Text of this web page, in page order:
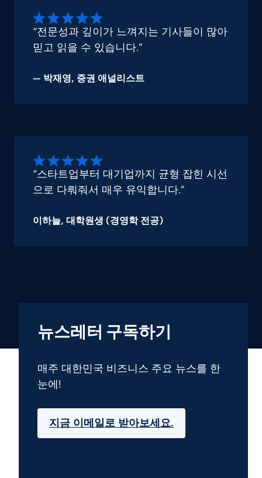
“전문성과 깊이가 느껴지는 기사들이 많아
믿고 읽을 수 있습니다.”
— 박재영, 증권 애널리스트
“스타트업부터 대기업까지 균형 잡힌 시선
으로 다뤄줘서 매우 유익합니다.”
이하늘, 대학원생 (경영학 전공)
뉴스레터 구독하기
매주 대한민국 비즈니스 주요 뉴스를 한
눈에!
지금 이메일로 받아보세요.